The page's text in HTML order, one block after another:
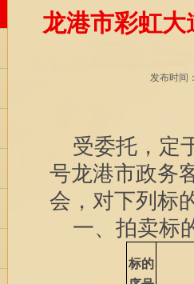
龙港市彩虹
发布时间
受委托，定
号龙港市政务
会，对下列标
一、拍卖标
标的